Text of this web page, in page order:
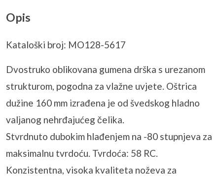
Opis
Kataloški broj: MO128-5617
Dvostruko oblikovana gumena drška s urezanom
strukturom, pogodna za vlažne uvjete. Oštrica
dužine 160 mm izrađena je od švedskog hladno
valjanog nehrđajućeg čelika.
Stvrdnuto dubokim hlađenjem na -80 stupnjeva za
maksimalnu tvrdoću. Tvrdoća: 58 RC.
Konzistentna, visoka kvaliteta noževa za